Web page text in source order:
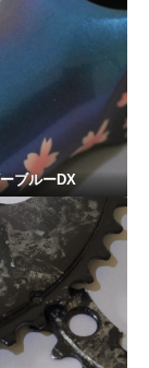
ブルーDX